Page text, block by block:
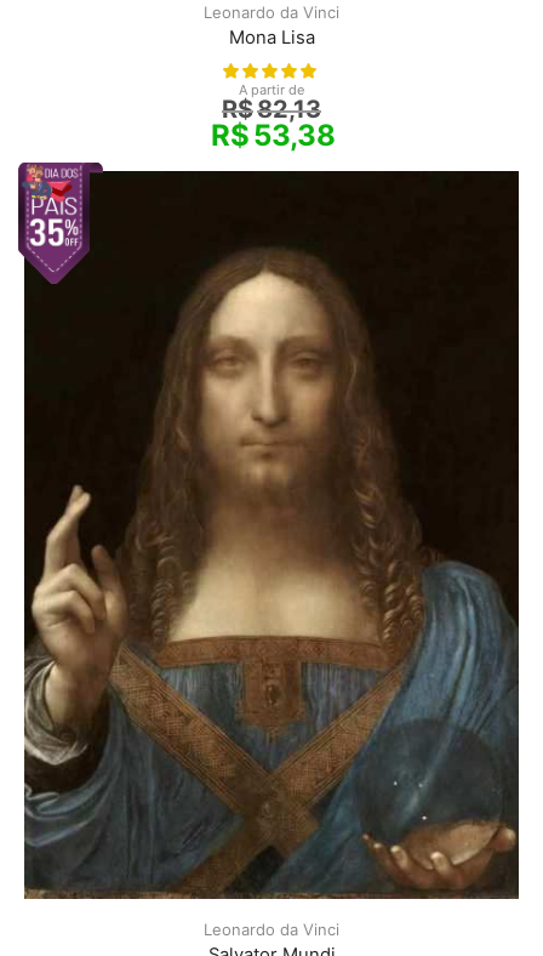
Leonardo da Vinci
Mona Lisa
A partir de
R$82,13
R$53,38
Leonardo da Vinci